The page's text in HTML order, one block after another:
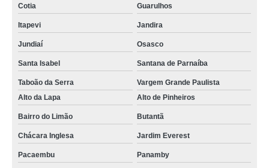
Cotia Guarulhos
Itapevi Jandira
Jundiaí Osasco
Santa Isabel Santana de Parnaíba
Taboão da Serra
Vargem Grande Paulista
Alto da Lapa
Alto de Pinheiros
Bairro do Limão Butantã
Chácara Inglesa Jardim Everest
Pacaembu Panamby